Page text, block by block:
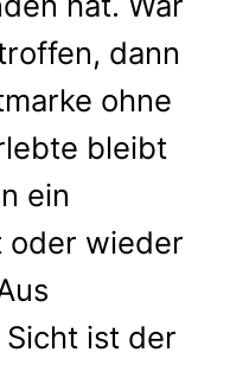
dann
ohne
bleibt
ein
oder wieder
ist der